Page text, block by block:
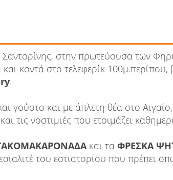
στην πρωτεύουσα των
κοντά στο τελεφερίκ 100μ.περίπου,
.
γούστο και με άπλετη θέα στο
τις νοστιμιές που ετοιμάζει
και τα ΦΡΕΣΚΑ
του εστιατορίου που πρέπει